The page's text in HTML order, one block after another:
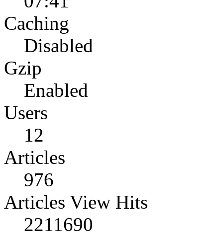
Caching
Disabled
Gzip
Enabled
Users
12
Articles
976
Articles View Hits
2211690